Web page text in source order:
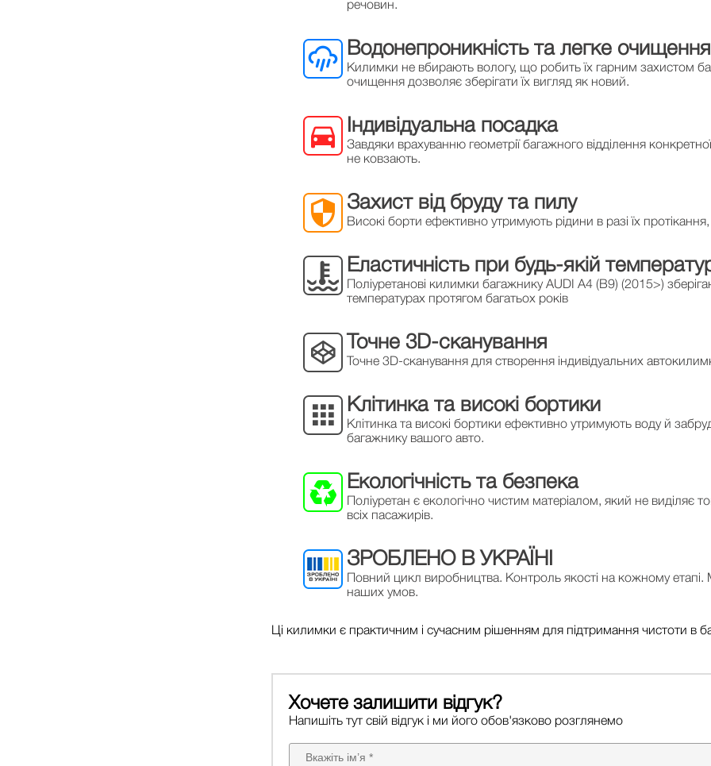
речовин.
Водонепроникність та легке очищення
Килимки не вбирають вологу, що робить їх гарним захистом
очищення дозволяє зберігати їх вигляд як новий.
Індивідуальна посадка
Завдяки врахуванню геометрії багажного відділення
не ковзають.
Захист від бруду та пилу
Високі борти ефективно утримують рідини в разі їх
Еластичність при будь-якій
Поліуретанові килимки багажнику AUDI A4 (B9) (2015>)
температурах протягом багатьох років
Точне 3D-сканування
Точне 3D-сканування для створення індивідуальних
Клітинка та високі бортики
Клітинка та високі бортики ефективно утримують воду й
багажнику вашого авто.
Екологічність та безпека
Поліуретан є екологічно чистим матеріалом, який не
всіх пасажирів.
ЗРОБЛЕНО В УКРАЇНІ
Повний цикл виробництва. Контроль якості на кожному етапі.
наших умов.
Ці килимки є практичним і сучасним рішенням для підтримання чистоти в
Хочете залишити відгук?
Напишіть тут свій відгук і ми його обов'язково розглянемо